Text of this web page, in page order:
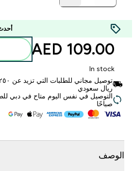
109.00 AED‎
In stock
ريال سعودي
صباحًا
الوصف